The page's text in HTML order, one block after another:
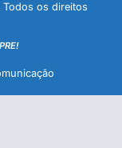
os direitos